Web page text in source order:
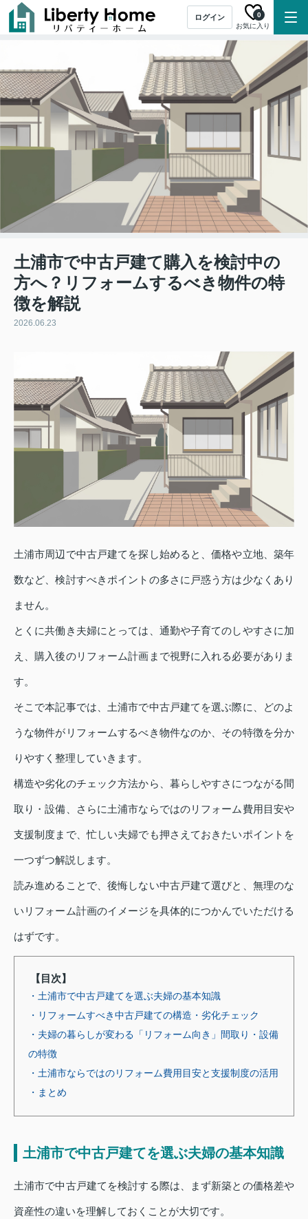
ログイン
お気に入り
0
土浦市で中古戸建て購入を検討中の
方へ？リフォームするべき物件の特
徴を解説
2026.06.23
土浦市周辺で中古戸建てを探し始めると、価格や立地、築年
数など、検討すべきポイントの多さに戸惑う方は少なくあり
ません。
とくに共働き夫婦にとっては、通勤や子育てのしやすさに加
え、購入後のリフォーム計画まで視野に入れる必要がありま
す。
そこで本記事では、土浦市で中古戸建てを選ぶ際に、どのよ
うな物件がリフォームするべき物件なのか、その特徴を分か
りやすく整理していきます。
構造や劣化のチェック方法から、暮らしやすさにつながる間
取り・設備、さらに土浦市ならではのリフォーム費用目安や
支援制度まで、忙しい夫婦でも押さえておきたいポイントを
一つずつ解説します。
読み進めることで、後悔しない中古戸建て選びと、無理のな
いリフォーム計画のイメージを具体的につかんでいただける
はずです。
【目次】
・土浦市で中古戸建てを選ぶ夫婦の基本知識
・リフォームすべき中古戸建ての構造・劣化チェック
・夫婦の暮らしが変わる「リフォーム向き」間取り・設備
の特徴
・土浦市ならではのリフォーム費用目安と支援制度の活用
・まとめ
土浦市で中古戸建てを選ぶ夫婦の基本知識
土浦市で中古戸建てを検討する際は、まず新築との価格差や
資産性の違いを理解しておくことが大切です。